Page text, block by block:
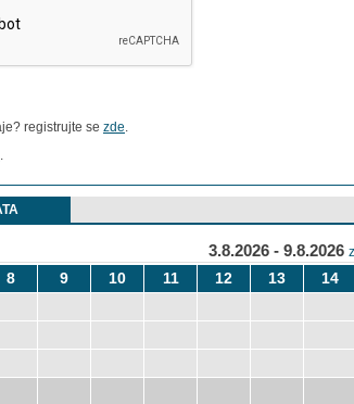
registrujte se zde.
.
3.8.2026 - 9.8.2026
8 9 10 11 12 13 14